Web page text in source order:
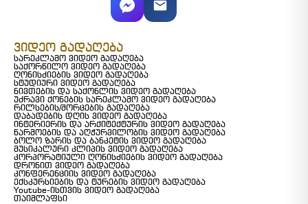
ვიდეო გადაღება
სარეკლამო ვიდეო გადაღება
საქორწილო ვიდეო გადაღება
ღონისძიების ვიდეო გადაღება
სტუდიური ვიდეო გადაღება
ნივთების და საქონლის ვიდეო გადაღება
უძრავი ქონების სარეკლამო ვიდეო გადაღება
რილსების/შორცების გადაღება
დაბადების დღის ვიდეო გადაღება
ინტერიერის და არქიტექტურის ვიდეო გადაღება
წარმოების და აღჭურვილობის ვიდეო გადაღება
ბოლო ზარის და ბანკეტის ვიდეო გადაღება
მუსიკალური კლიპის ვიდეო გადაღება
კორპორატიული ღონისძიების ვიდეო გადაღება
დრონით ვიდეო გადაღება
კონფერენციის ვიდეო გადაღება
ექსკურსიების და ტურების ვიდეო გადაღება
Youtube-ისთვის ვიდეო გადაღება
თაიმლაფსი